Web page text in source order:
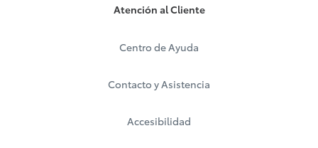
Atención al Cliente
Centro de Ayuda
Contacto y Asistencia
Accesibilidad